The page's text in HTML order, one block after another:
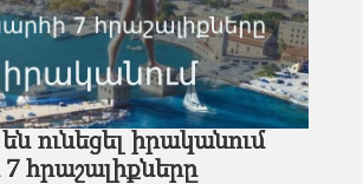
են ունեցել իրականում
հրաշալիքները